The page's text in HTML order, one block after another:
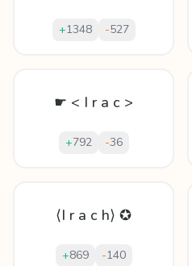
+1348 -527
☛ < I r a c >
+792 -36
⟨I r a c h⟩ ✪
+869 -140